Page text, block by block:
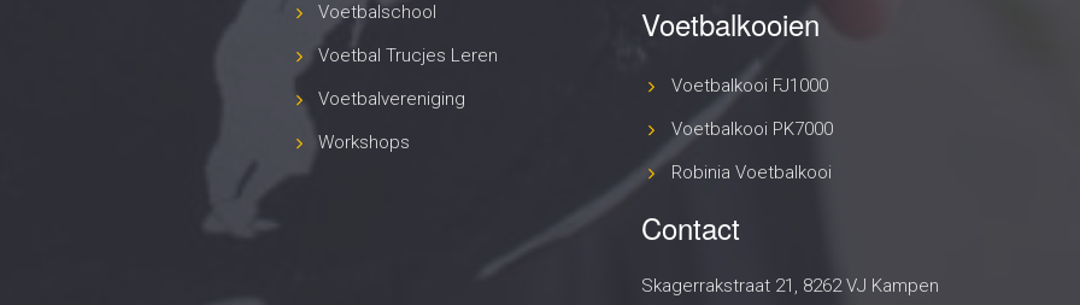
Voetbalschool
Voetbal Trucjes Leren
Voetbalvereniging
Workshops
Voetbalkooien
Voetbalkooi FJ1000
Voetbalkooi PK7000
Robinia Voetbalkooi
Contact
Skagerrakstraat 21, 8262 VJ Kampen